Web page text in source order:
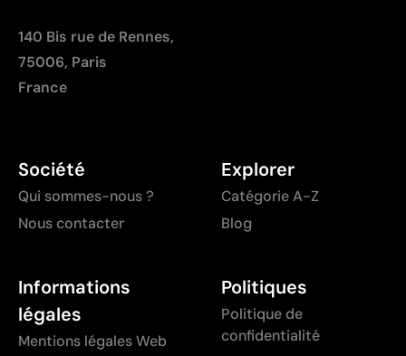
140 Bis rue de Rennes,
75006, Paris
France
Société
Qui sommes-nous ?
Nous contacter
Explorer
Catégorie A-Z
Blog
Informations
légales
Mentions légales Web
Politiques
Politique de
confidentialité